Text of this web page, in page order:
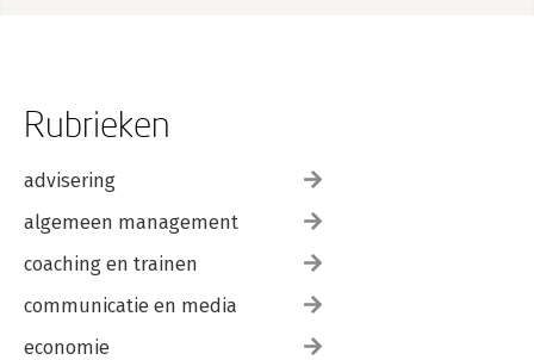
Rubrieken
advisering
algemeen management
coaching en trainen
communicatie en media
economie